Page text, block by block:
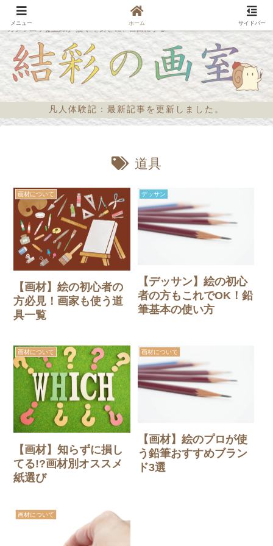
カタツムリな主婦が“描く”を好きに、自由にする
凡人体験記：最新記事を更新しました。
道具
画材について
【画材】絵の初心者の
方必見！画家も使う道
具一覧
デッサン
【デッサン】絵の初心
者の方もこれでOK！鉛
筆基本の使い方
画材について
【画材】知らずに損し
てる!?画材別オススメ
紙選び
画材について
【画材】絵のプロが使
う鉛筆おすすめブラン
ド3選
画材について
メニュー ホーム サイドバー